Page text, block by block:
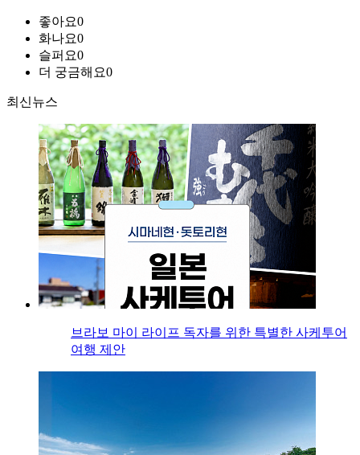
좋아요0
화나요0
슬퍼요0
더 궁금해요0
최신뉴스
브라보 마이 라이프 독자를 위한 특별한 사케투어
여행 제안